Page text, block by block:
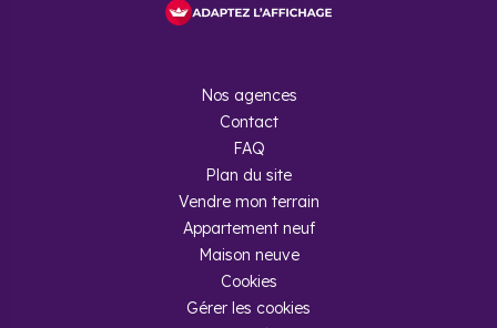
Nos agences
Contact
FAQ
Plan du site
Vendre mon terrain
Appartement neuf
Maison neuve
Cookies
Gérer les cookies